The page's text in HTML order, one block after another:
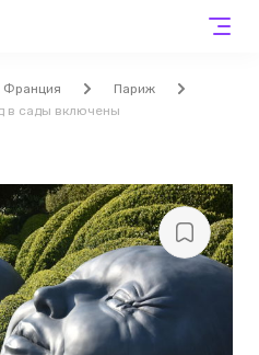
Франция
Париж
в сады включены